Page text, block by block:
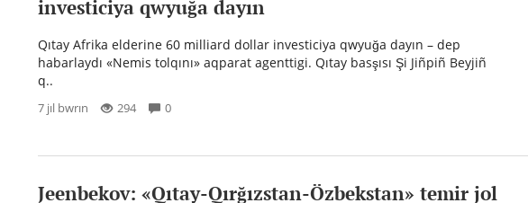
investiciya qwyuğa dayın
Qıtay Afrika elderine 60 milliard dollar investiciya qwyuğa dayın – dep
habarlaydı «Nemis tolqını» aqparat agenttigi. Qıtay basşısı Şi Jiñpiñ Beyjiñ
q..
7 jıl bwrın 294 0
Jeenbekov: «Qıtay-Qırğızstan-Özbekstan» temir jol